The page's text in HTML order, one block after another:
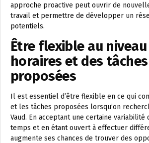
approche proactive peut ouvrir de
travail et permettre de développer un
potentiels.
Être flexible au
horaires et des tâches
proposées
Il est essentiel d’être flexible en ce qui
et les tâches proposées lorsqu’on
Vaud. En acceptant une certaine variabilité
temps et en étant ouvert à effectuer
augmente ses chances de trouver des